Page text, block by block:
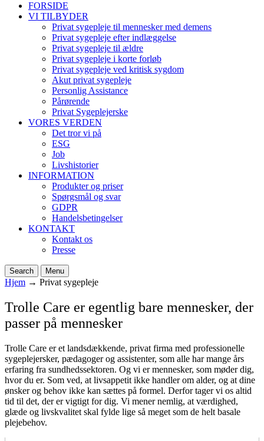
FORSIDE
VI TILBYDER
Privat sygepleje til mennesker med demens
Privat sygepleje efter indlæggelse
Privat sygepleje til ældre
Privat sygepleje i korte forløb
Privat sygepleje ved kritisk sygdom
Akut privat sygepleje
Personlig Assistance
Pårørende
Privat Sygeplejerske
VORES VERDEN
Det tror vi på
ESG
Job
Livshistorier
INFORMATION
Produkter og priser
Spørgsmål og svar
GDPR
Handelsbetingelser
KONTAKT
Kontakt os
Presse
Search Menu
Hjem → Privat sygepleje
Trolle Care er egentlig bare mennesker, der
passer på mennesker
Trolle Care er et landsdækkende, privat firma med professionelle
sygeplejersker, pædagoger og assistenter, som alle har mange års
erfaring fra sundhedssektoren. Og vi er mennesker, som møder dig,
hvor du er. Som ved, at livsappetit ikke handler om alder, og at dine
ønsker og behov ikke kan sættes på formel. Derfor tager vi os altid
tid til det, der er vigtigt for dig. Vi mener nemlig, at værdighed,
glæde og livskvalitet skal fylde lige så meget som de helt basale
plejebehov.